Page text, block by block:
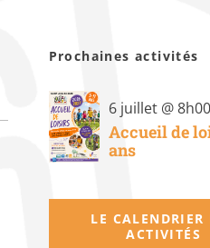
Prochaines activités
6 juillet @ 8h00
Accueil de
ans
LE CALENDRIER
ACTIVITÉS